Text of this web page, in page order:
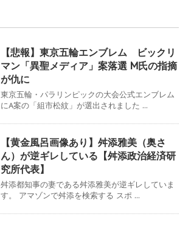
【悲報】東京五輪エンブレム ビックリ
マン「異聖メディア」案落選 M氏の指摘
が仇に
東京五輪・パラリンピックの大会公式エンブレム
にA案の「組市松紋」が選出されました ...
【黄金風呂画像あり】舛添雅美（奥さ
ん）が逆ギレしている【舛添政治経済研
究所代表】
舛添都知事の妻である舛添雅美が逆ギレしていま
す。 アマゾンで舛添を検索する スポ ...